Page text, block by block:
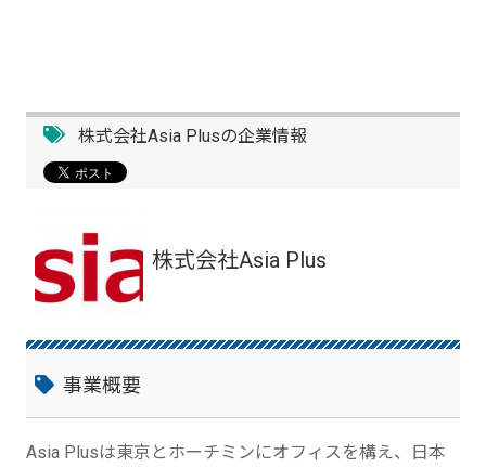
株式会社Asia Plusの企業情報
株式会社Asia Plus
事業概要
Asia Plusは東京とホーチミンにオフィスを構え、日本